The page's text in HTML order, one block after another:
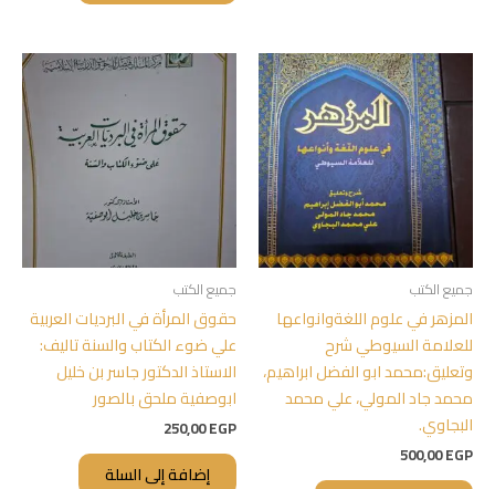
جميع الكتب
المزهر في علوم اللغةوانواعها
للعلامة السيوطي شرح
وتعليق:محمد ابو الفضل ابراهيم،
محمد جاد المولي، علي محمد
البجاوي.
500,00EGP
جميع الكتب
حقوق المرأة في البرديات العربية
علي ضوء الكتاب والسنة تاليف:
الاستاذ الدكتور جاسر بن خليل
ابوصفية ملحق بالصور
250,00EGP
إضافة إلى السلة